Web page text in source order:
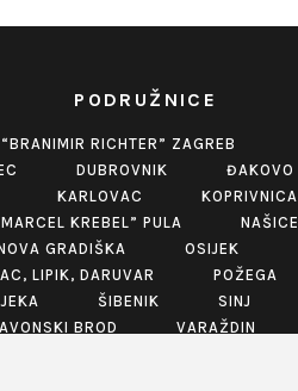
PODRUŽNICE
“BRANIMIR RICHTER” ZAGREB
DUBROVNIK
ĐAKOVO
KARLOVAC
KOPRIVNICA
KREBEL” PULA
NAŠICE
GRADIŠKA
OSIJEK
LIPIK, DARUVAR
POŽEGA
ŠIBENIK
SINJ
BROD
VARAŽDIN